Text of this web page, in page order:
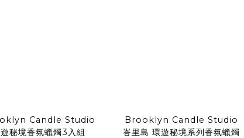
Candle Studio
秘境香氛蠟燭3入組
Brooklyn Candle Studio
峇里島 環遊秘境系列香氛蠟燭